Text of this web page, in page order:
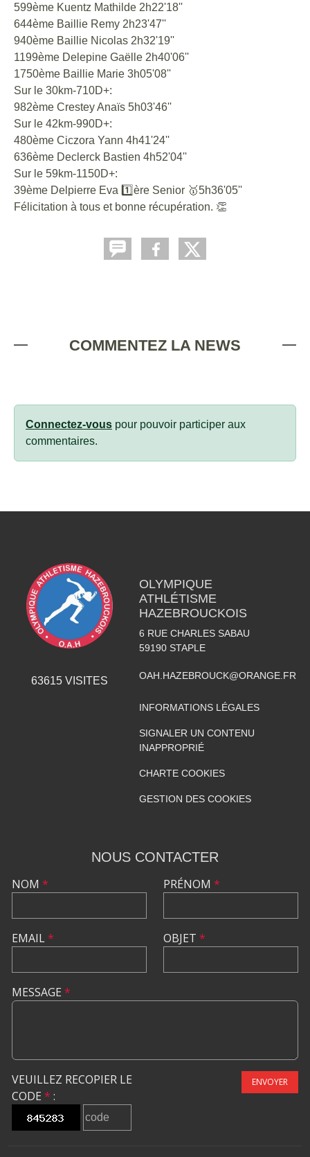
599ème Kuentz Mathilde 2h22'18''
644ème Baillie Remy 2h23'47''
940ème Baillie Nicolas 2h32'19''
1199ème Delepine Gaëlle 2h40'06''
1750ème Baillie Marie 3h05'08''
Sur le 30km-710D+:
982ème Crestey Anaïs 5h03'46''
Sur le 42km-990D+:
480ème Ciczora Yann 4h41'24''
636ème Declerck Bastien 4h52'04''
Sur le 59km-1150D+:
39ème Delpierre Eva 1️⃣ère Senior 🥇5h36'05''
Félicitation à tous et bonne récupération. 👏
COMMENTEZ LA NEWS
Connectez-vous pour pouvoir participer aux
commentaires.
63615VISITES
OLYMPIQUE
ATHLÉTISME
HAZEBROUCKOIS
6 RUE CHARLES SABAU
59190 STAPLE
OAH.HAZEBROUCK@ORANGE.FR
INFORMATIONS LÉGALES
SIGNALER UN CONTENU
INAPPROPRIÉ
CHARTE COOKIES
GESTION DES COOKIES
NOUS CONTACTER
NOM *
EMAIL*
PRÉNOM *
OBJET *
MESSAGE *
VEUILLEZ RECOPIER LE
CODE * :
ENVOYER